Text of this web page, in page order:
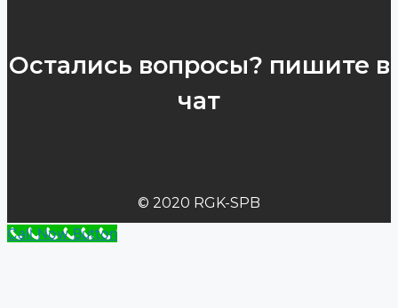
Остались вопросы? пишите в
чат
© 2020 RGK-SPB
Call Now Button